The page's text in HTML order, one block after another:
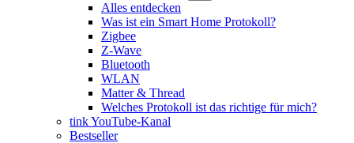
Alles entdecken
Was ist ein Smart Home Protokoll?
Zigbee
Z-Wave
Bluetooth
WLAN
Matter & Thread
Welches Protokoll ist das richtige für mich?
tink YouTube-Kanal
Bestseller